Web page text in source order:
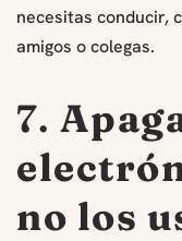
necesitas conducir,
amigos o colegas.
7.
no los